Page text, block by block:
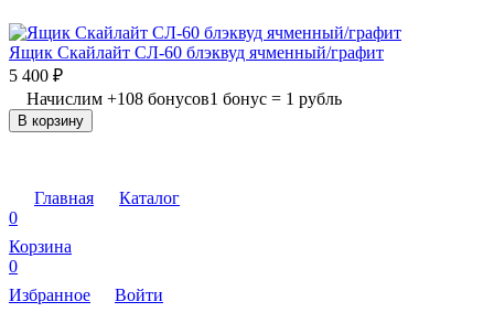
Ящик Скайлайт СЛ-60 блэквуд ячменный/графит
5 400 ₽
Начислим +108 бонусов1 бонус = 1 рубль
В корзину
Главная
Каталог
0
Корзина
0
Избранное
Войти